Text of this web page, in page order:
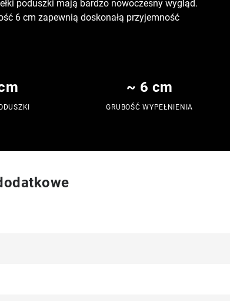
poduszki mają bardzo nowoczesny wygląd.
6 cm zapewnią doskonałą przyjemność
~ 6 cm
GRUBOŚĆ WYPEŁNIENIA